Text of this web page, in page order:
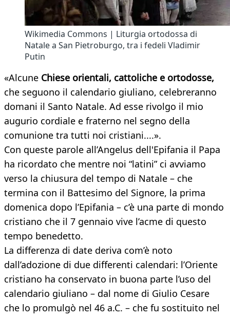
Wikimedia Commons | Liturgia ortodossa di
Natale a San Pietroburgo, tra i fedeli Vladimir
Putin
«Alcune Chiese orientali, cattoliche e ortodosse,
che seguono il calendario giuliano, celebreranno
domani il Santo Natale. Ad esse rivolgo il mio
augurio cordiale e fraterno nel segno della
comunione tra tutti noi cristiani....».
Con queste parole all’Angelus dell'Epifania il Papa
ha ricordato che mentre noi “latini” ci avviamo
verso la chiusura del tempo di Natale – che
termina con il Battesimo del Signore, la prima
domenica dopo l’Epifania – c’è una parte di mondo
cristiano che il 7 gennaio vive l’acme di questo
tempo benedetto.
La differenza di date deriva com’è noto
dall’adozione di due differenti calendari: l’Oriente
cristiano ha conservato in buona parte l’uso del
calendario giuliano – dal nome di Giulio Cesare
che lo promulgò nel 46 a.C. – che fu sostituito nel